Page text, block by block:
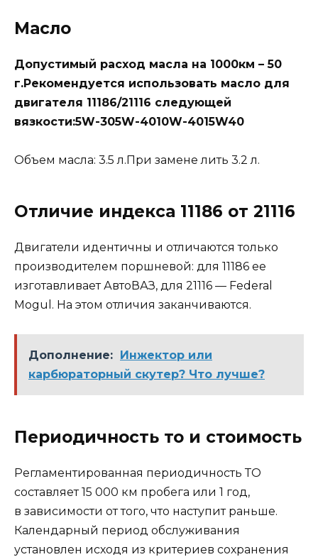
Масло
Допустимый расход масла на 1000км – 50
г.Рекомендуется использовать масло для
двигателя 11186/21116 следующей
вязкости:5W-305W-4010W-4015W40
Объем масла: 3.5 л.При замене лить 3.2 л.
Отличие индекса 11186 от 21116
Двигатели идентичны и отличаются только
производителем поршневой: для 11186 ее
изготавливает АвтоВАЗ, для 21116 — Federal
Mogul. На этом отличия заканчиваются.
Дополнение: Инжектор или
карбюраторный скутер? Что лучше?
Периодичность то и стоимость
Регламентированная периодичность ТО
составляет 15 000 км пробега или 1 год,
в зависимости от того, что наступит раньше.
Календарный период обслуживания
установлен исходя из критериев сохранения